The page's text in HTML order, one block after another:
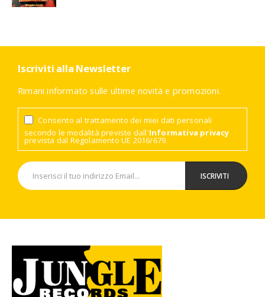
Iscriviti alla Newsletter
Rimani informato sulle ultime novità e promozioni.
Consento al trattamento dei miei dati personali
secondo le modalità previste dall'Informativa privacy
prevista dal Regolamento UE 2016/679.